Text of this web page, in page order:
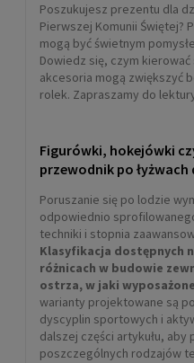
Poszukujesz prezentu dla
Pierwszej Komunii Świętej?
mogą być świetnym
Dowiedz się, czym
akcesoria mogą zwiększyć
rolek. Zapraszamy do
Figurówki, hokejówki
przewodnik po
Poruszanie się po lodzie
odpowiednio
techniki i stopnia
Klasyfikacja dostępnych
różnicach w budowie
ostrza, w jaki
warianty projektowane są
dyscyplin sportowych i
dalszej części artykułu,
poszczególnych rodzajów